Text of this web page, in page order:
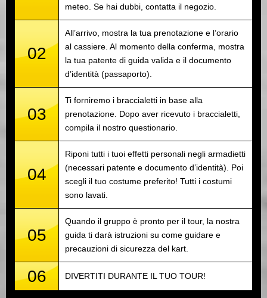
meteo. Se hai dubbi, contatta il negozio.
02
All’arrivo, mostra la tua prenotazione e l’orario
al cassiere. Al momento della conferma, mostra
la tua patente di guida valida e il documento
d’identità (passaporto).
03
Ti forniremo i braccialetti in base alla
prenotazione. Dopo aver ricevuto i braccialetti,
compila il nostro questionario.
04
Riponi tutti i tuoi effetti personali negli armadietti
(necessari patente e documento d’identità). Poi
scegli il tuo costume preferito! Tutti i costumi
sono lavati.
05
Quando il gruppo è pronto per il tour, la nostra
guida ti darà istruzioni su come guidare e
precauzioni di sicurezza del kart.
06 DIVERTITI DURANTE IL TUO TOUR!